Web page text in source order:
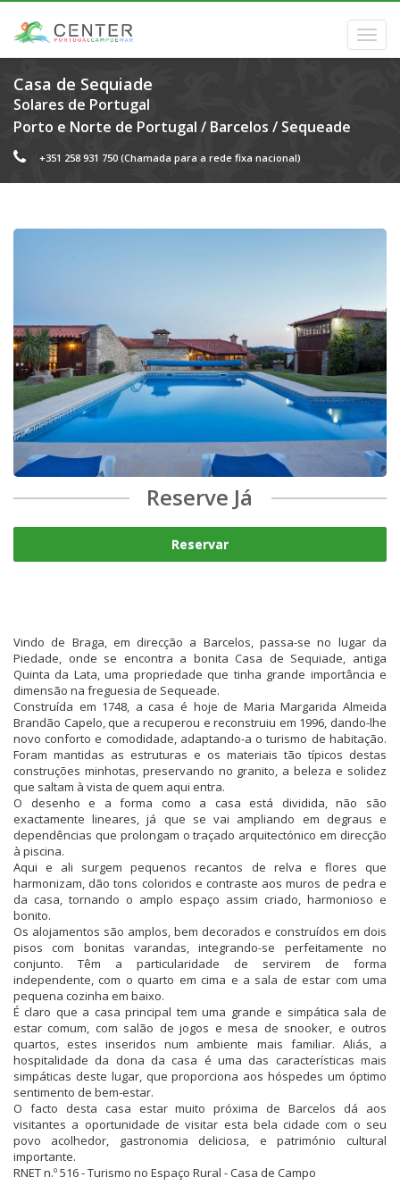
Casa de Sequiade
Solares de Portugal
Porto e Norte de Portugal / Barcelos / Sequeade
+351 258 931 750 (Chamada para a rede fixa nacional)
Reserve Já
Reservar
Vindo de Braga, em direcção a Barcelos, passa-se no lugar da
Piedade, onde se encontra a bonita Casa de Sequiade, antiga
Quinta da Lata, uma propriedade que tinha grande importância e
dimensão na freguesia de Sequeade.
Construída em 1748, a casa é hoje de Maria Margarida Almeida
Brandão Capelo, que a recuperou e reconstruiu em 1996, dando-lhe
novo conforto e comodidade, adaptando-a o turismo de habitação.
Foram mantidas as estruturas e os materiais tão típicos destas
construções minhotas, preservando no granito, a beleza e solidez
que saltam à vista de quem aqui entra.
O desenho e a forma como a casa está dividida, não são
exactamente lineares, já que se vai ampliando em degraus e
dependências que prolongam o traçado arquitectónico em direcção
à piscina.
Aqui e ali surgem pequenos recantos de relva e flores que
harmonizam, dão tons coloridos e contraste aos muros de pedra e
da casa, tornando o amplo espaço assim criado, harmonioso e
bonito.
Os alojamentos são amplos, bem decorados e construídos em dois
pisos com bonitas varandas, integrando-se perfeitamente no
conjunto. Têm a particularidade de servirem de forma
independente, com o quarto em cima e a sala de estar com uma
pequena cozinha em baixo.
É claro que a casa principal tem uma grande e simpática sala de
estar comum, com salão de jogos e mesa de snooker, e outros
quartos, estes inseridos num ambiente mais familiar. Aliás, a
hospitalidade da dona da casa é uma das características mais
simpáticas deste lugar, que proporciona aos hóspedes um óptimo
sentimento de bem-estar.
O facto desta casa estar muito próxima de Barcelos dá aos
visitantes a oportunidade de visitar esta bela cidade com o seu
povo acolhedor, gastronomia deliciosa, e património cultural
importante.
RNET n.º 516 - Turismo no Espaço Rural - Casa de Campo